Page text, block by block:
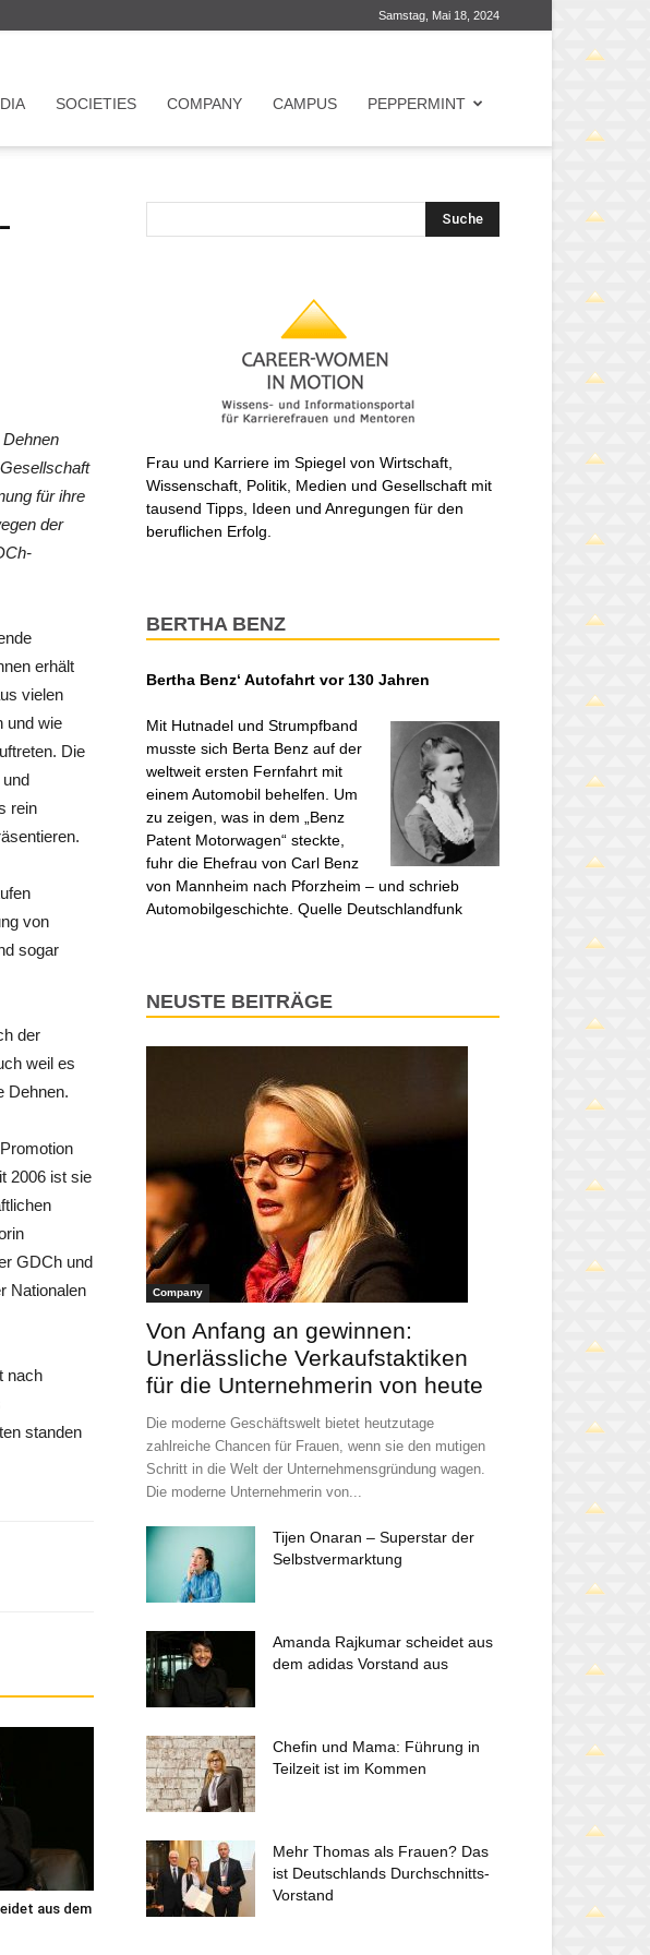
Samstag, Mai 18, 2024
SOCIETIES COMPANY CAMPUS PEPPERMINT
für ihre
der
erhält
vielen
und wie
Die
rein
von
sogar
der
weil es
Dehnen.
2006 ist sie
GDCh und
Nationalen
nach
standen
aus dem
Frau und Karriere im Spiegel von Wirtschaft,
Wissenschaft, Politik, Medien und Gesellschaft mit
tausend Tipps, Ideen und Anregungen für den
beruflichen Erfolg.
BERTHA BENZ
Bertha Benz‘ Autofahrt vor 130 Jahren
Mit Hutnadel und Strumpfband
musste sich Berta Benz auf der
weltweit ersten Fernfahrt mit
einem Automobil behelfen. Um
zu zeigen, was in dem „Benz
Patent Motorwagen“ steckte,
fuhr die Ehefrau von Carl Benz
von Mannheim nach Pforzheim – und schrieb
Automobilgeschichte. Quelle Deutschlandfunk
NEUSTE BEITRÄGE
Company
Von Anfang an gewinnen:
Unerlässliche Verkaufstaktiken
für die Unternehmerin von heute
Die moderne Geschäftswelt bietet heutzutage
zahlreiche Chancen für Frauen, wenn sie den mutigen
Schritt in die Welt der Unternehmensgründung wagen.
Die moderne Unternehmerin von...
Tijen Onaran – Superstar der
Selbstvermarktung
Amanda Rajkumar scheidet aus
dem adidas Vorstand aus
Chefin und Mama: Führung in
Teilzeit ist im Kommen
Mehr Thomas als Frauen? Das
ist Deutschlands Durchschnitts-
Vorstand